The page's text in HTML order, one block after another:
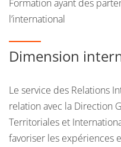
Gestion et administration
en optimiser la
Développement de
des structures par les
Formation ayant des
l’international
Dimension
Le service des Relations
relation avec la Direction
Territoriales et
favoriser les expériences